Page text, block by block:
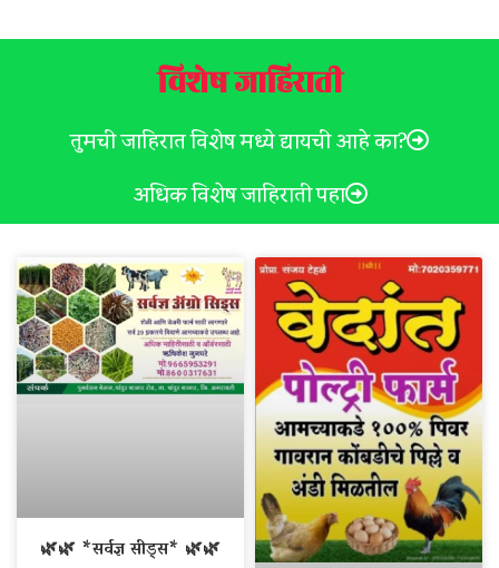
विशेष जाहिराती
तुमची जाहिरात विशेष मध्ये द्यायची आहे का?
अधिक विशेष जाहिराती पहा
🌿🌿 *सर्वज्ञ सीड्स* 🌿🌿